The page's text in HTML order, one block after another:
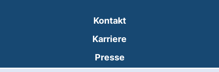
Kontakt
Karriere
Presse